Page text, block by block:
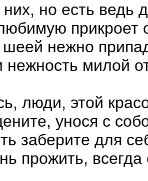
них, но есть ведь
прикроет
нежно
милой
люди, этой
унося с
заберите для
прожить,